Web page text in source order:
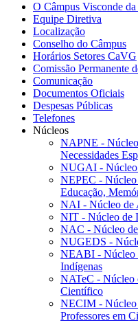
O Câmpus Visconde da
Equipe Diretiva
Localização
Conselho do Câmpus
Horários Setores CaVG
Comissão Permanente
Comunicação
Documentos Oficiais
Despesas Públicas
Telefones
Núcleos
NAPNE - Núcleo
Necessidades
NUGAI - Núcleo
NEPEC - Núcleo
Educação,
NAI - Núcleo de
NIT - Núcleo de
NAC - Núcleo
NUGEDS -
NEABI - Núcleo
Indígenas
NATeC - Núcleo
Científico
NECIM - Núcleo
Professores em